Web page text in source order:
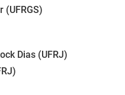
(UFRGS)
Dias (UFRJ)